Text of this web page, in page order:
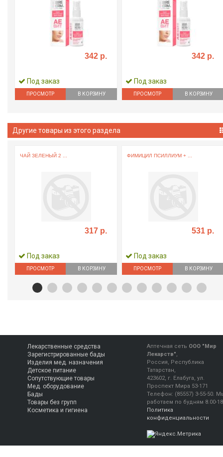
342 р.
Под заказ
ПРОСМОТР В КОРЗИНУ
342 р.
Под заказ
ПРОСМОТР В КОРЗИНУ
Другие товары из этого раздела
ЧАЙ ЗЕЛЕНЫЙ 2 ...
317 р.
Под заказ
ПРОСМОТР В КОРЗИНУ
ФИМИЦИЛ ПСИЛЛИУМ + ...
531 р.
Под заказ
ПРОСМОТР В КОРЗИНУ
Лекарственные средства
Зарегистрированные бады
Изделия мед. назначения
Детское питание
Сопутствующие товары
Мед. оборудование
Бады
Товары без групп
Косметика и гигиена
Аптечная сеть ООО "Мир
Лекарств",
Россия, Республика
Татарстан,
423602, г. Елабуга, ул.
Проспект Мира 53-171
Телефон: (85557) 3-55-50.
работаем по будням 8.00-
Политика
конфиденциальности